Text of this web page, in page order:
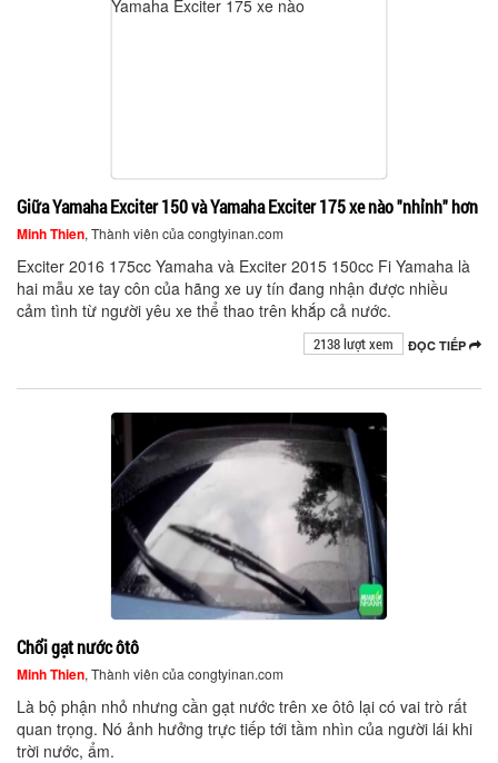
Giữa Yamaha Exciter 150 và Yamaha Exciter 175 xe nào "nhỉnh" hơn
Minh Thien, Thành viên của congtyinan.com
Exciter 2016 175cc Yamaha và Exciter 2015 150cc Fi Yamaha là
hai mẫu xe tay côn của hãng xe uy tín đang nhận được nhiều
cảm tình từ người yêu xe thể thao trên khắp cả nước.
ĐỌC TIẾP
2138 lượt xem
Chổi gạt nước ôtô
Minh Thien, Thành viên của congtyinan.com
Là bộ phận nhỏ nhưng cần gạt nước trên xe ôtô lại có vai trò rất
quan trọng. Nó ảnh hưởng trực tiếp tới tầm nhìn của người lái khi
trời nước, ẩm.